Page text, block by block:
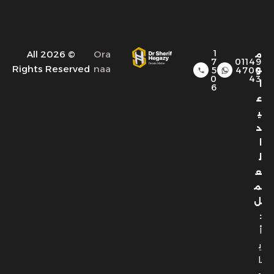
م
و
ا
ع
ي
د
ل
ع
م
ل
:
أ
ي
ا
01149
4700
43
1
7
5
0
6
Ora
naa
© 2026 All
Rights Reserved